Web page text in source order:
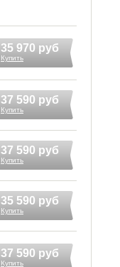
35 970 руб
Купить
37 590 руб
Купить
37 590 руб
Купить
35 590 руб
Купить
37 590 руб
Купить